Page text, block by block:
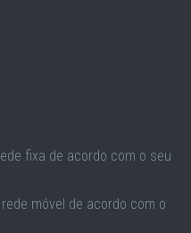
fixa de acordo com o seu
móvel de acordo com o